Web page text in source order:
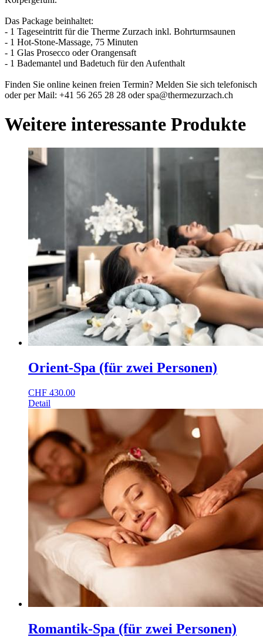
Das Package beinhaltet:
- 1 Tageseintritt für die Therme Zurzach inkl. Bohrturmsaunen
- 1 Hot-Stone-Massage, 75 Minuten
- 1 Glas Prosecco oder Orangensaft
- 1 Bademantel und Badetuch für den Aufenthalt
Finden Sie online keinen freien Termin? Melden Sie sich telefonisch
oder per Mail: +41 56 265 28 28 oder spa@thermezurzach.ch
Weitere interessante Produkte
Orient-Spa (für zwei Personen)
CHF 430.00
Detail
Romantik-Spa (für zwei Personen)